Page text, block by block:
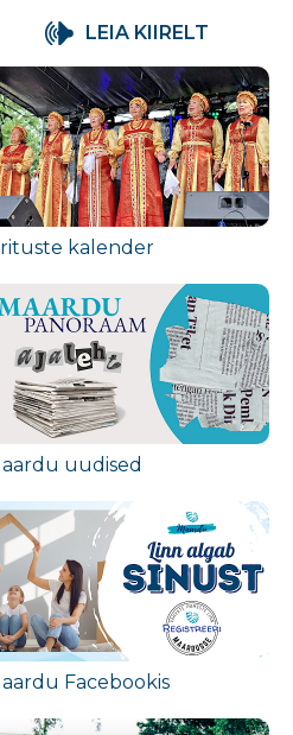
on võimalik tegeleda väga
alates jalgpallist, poksist ja
lauatennise ning
andekad sportlased on
võite. Klubi Maardu
aastat tunnistatud kogu
poksiklubiks. Noored
on edukalt
võistlustel. Hinnatud on
võidud nii Eestis kui
Maardu Linnameeskond
kogemust Eesti kõrgemas
bassein, väike bassein,
, võitluskunstide ja
millel on kaks standardset
LEIA KIIRELT
kalender
uudised
Facebookis